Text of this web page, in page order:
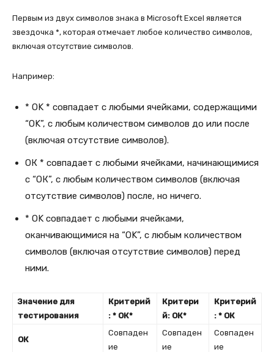
Первым из двух символов знака в Microsoft Excel является
звездочка *, которая отмечает любое количество символов,
включая отсутствие символов.
Например:
* OK * совпадает с любыми ячейками, содержащими
“OK”, с любым количеством символов до или после
(включая отсутствие символов).
ОК * совпадает с любыми ячейками, начинающимися
с “ОК”, с любым количеством символов (включая
отсутствие символов) после, но ничего.
* OK совпадает с любыми ячейками,
оканчивающимися на “OK”, с любым количеством
символов (включая отсутствие символов) перед
ними.
Значение для
тестирования
Критерий
: * ОК*
Критери
й: ОК*
Критерий
: * ОК
ОК
Совпаден
ие
Совпаден
ие
Совпаден
ие